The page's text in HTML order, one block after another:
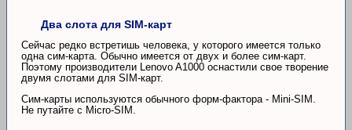
Два слота для SIM-карт
Сейчас редко встретишь человека, у которого имеется только
одна сим-карта. Обычно имеется от двух и более сим-карт.
Поэтому производители Lenovo A1000 оснастили свое творение
двумя слотами для SIM-карт.
Сим-карты используются обычного форм-фактора - Mini-SIM.
Не путайте с Micro-SIM.